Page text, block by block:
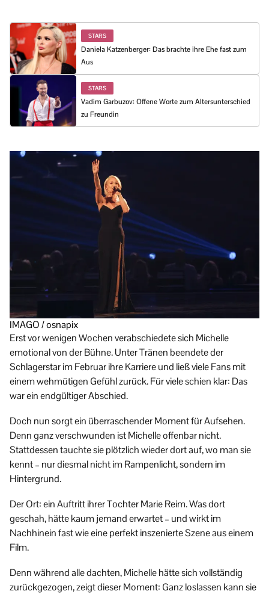
STARS
Daniela Katzenberger: Das brachte ihre Ehe fast zum
Aus
STARS
Vadim Garbuzov: Offene Worte zum Altersunterschied
zu Freundin
IMAGO / osnapix
Erst vor wenigen Wochen verabschiedete sich Michelle
emotional von der Bühne. Unter Tränen beendete der
Schlagerstar im Februar ihre Karriere und ließ viele Fans mit
einem wehmütigen Gefühl zurück. Für viele schien klar: Das
war ein endgültiger Abschied.
Doch nun sorgt ein überraschender Moment für Aufsehen.
Denn ganz verschwunden ist Michelle offenbar nicht.
Stattdessen tauchte sie plötzlich wieder dort auf, wo man sie
kennt – nur diesmal nicht im Rampenlicht, sondern im
Hintergrund.
Der Ort: ein Auftritt ihrer Tochter Marie Reim. Was dort
geschah, hätte kaum jemand erwartet – und wirkt im
Nachhinein fast wie eine perfekt inszenierte Szene aus einem
Film.
Denn während alle dachten, Michelle hätte sich vollständig
zurückgezogen, zeigt dieser Moment: Ganz loslassen kann sie